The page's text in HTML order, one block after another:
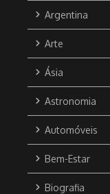
Argentina
Arte
Ásia
Astronomia
Automóveis
Bem-Estar
Biografia